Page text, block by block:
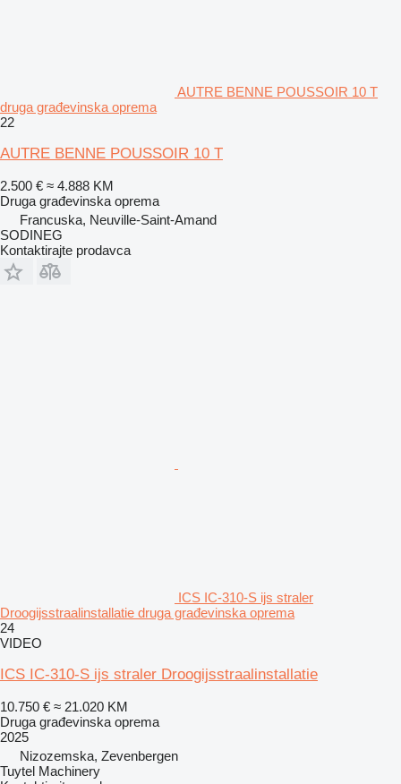
AUTRE BENNE POUSSOIR 10 T
druga građevinska oprema
22
AUTRE BENNE POUSSOIR 10 T
2.500 € ≈ 4.888 KM
Druga građevinska oprema
Francuska, Neuville-Saint-Amand
SODINEG
Kontaktirajte prodavca
ICS IC-310-S ijs straler
Droogijsstraalinstallatie druga građevinska oprema
24
VIDEO
ICS IC-310-S ijs straler Droogijsstraalinstallatie
10.750 € ≈ 21.020 KM
Druga građevinska oprema
2025
Nizozemska, Zevenbergen
Tuytel Machinery